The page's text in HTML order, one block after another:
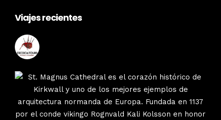
Viajes recientes